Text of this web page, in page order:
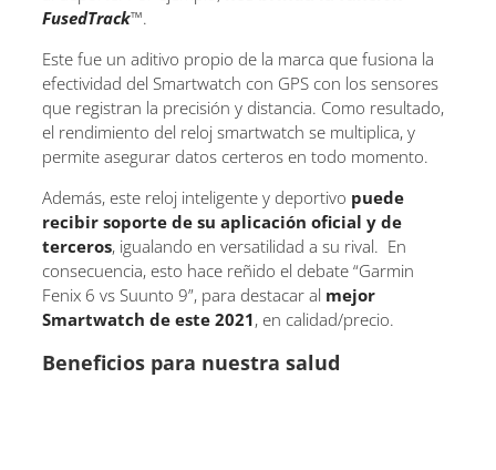
FusedTrack™.
Este fue un aditivo propio de la marca que fusiona la
efectividad del Smartwatch con GPS con los sensores
que registran la precisión y distancia. Como resultado,
el rendimiento del reloj smartwatch se multiplica, y
permite asegurar datos certeros en todo momento.
Además, este reloj inteligente y deportivo puede
recibir soporte de su aplicación oficial y de
terceros, igualando en versatilidad a su rival. En
consecuencia, esto hace reñido el debate “Garmin
Fenix 6 vs Suunto 9”, para destacar al mejor
Smartwatch de este 2021, en calidad/precio.
Beneficios para nuestra salud